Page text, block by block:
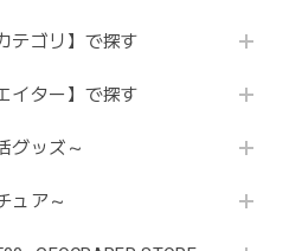
テゴリ】で探す
イター】で探す
グッズ～
ュア～